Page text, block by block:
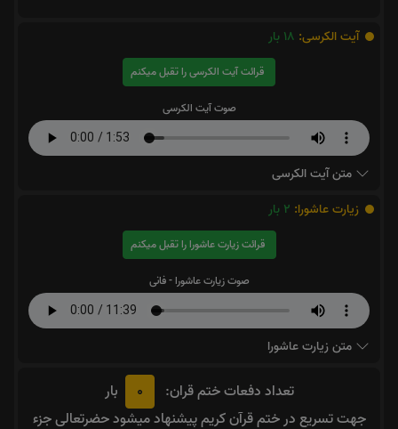
آیت الکرسی: 18 بار
قرائت آیت الکرسی را تقبل میکنم
صوت آیت الکرسی
متن آیت الکرسی
زیارت عاشورا: 2 بار
قرائت زیارت عاشورا را تقبل میکنم
صوت زیارت عاشورا - فانی
متن زیارت عاشورا
تعداد دفعات ختم قران: 0
بار
جهت تسریع در ختم قرآن کریم پیشنهاد میشود حضرتعالی جزء